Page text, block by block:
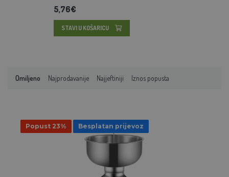
5,76€
STAVI U KOŠARICU
Omiljeno Najprodavanije Najjeftiniji Iznos popusta
Popust 23% Besplatan prijevoz